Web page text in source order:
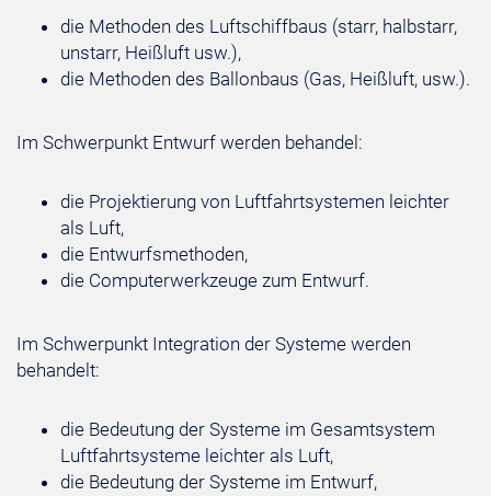
die Methoden des Luftschiffbaus (starr, halbstarr,
unstarr, Heißluft usw.),
die Methoden des Ballonbaus (Gas, Heißluft, usw.).
Im Schwerpunkt Entwurf werden behandel:
die Projektierung von Luftfahrtsystemen leichter
als Luft,
die Entwurfsmethoden,
die Computerwerkzeuge zum Entwurf.
Im Schwerpunkt Integration der Systeme werden
behandelt:
die Bedeutung der Systeme im Gesamtsystem
Luftfahrtsysteme leichter als Luft,
die Bedeutung der Systeme im Entwurf,